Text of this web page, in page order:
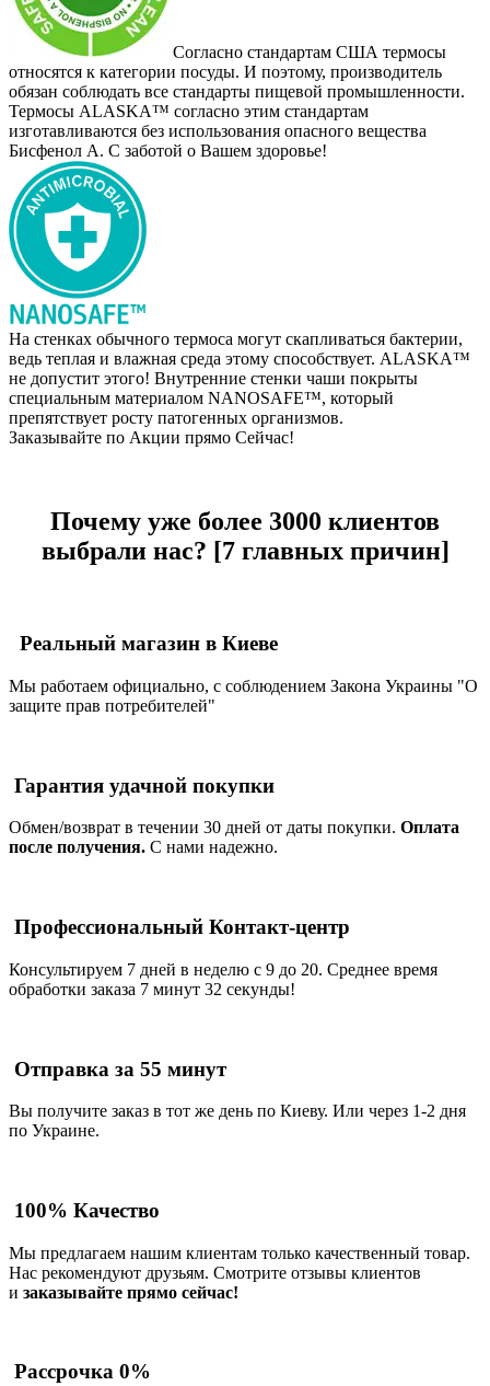
Согласно стандартам США термосы
относятся к категории посуды. И поэтому, производитель
обязан соблюдать все стандарты пищевой промышленности.
Термосы ALASKA™ согласно этим стандартам
изготавливаются без использования опасного вещества
Бисфенол А. С заботой о Вашем здоровье!
На стенках обычного термоса могут скапливаться бактерии,
ведь теплая и влажная среда этому способствует. ALASKA™
не допустит этого! Внутренние стенки чаши покрыты
специальным материалом NANOSAFE™, который
препятствует росту патогенных организмов.
Заказывайте по Акции прямо Сейчас!
Почему уже более 3000 клиентов
выбрали нас? [7 главных причин]
Реальный магазин в Киеве
Мы работаем официально, с соблюдением Закона Украины "О
защите прав потребителей"
Гарантия удачной покупки
Обмен/возврат в течении 30 дней от даты покупки. Оплата
после получения. С нами надежно.
Профессиональный Контакт-центр
Консультируем 7 дней в неделю с 9 до 20. Среднее время
обработки заказа 7 минут 32 секунды!
Отправка за 55 минут
Вы получите заказ в тот же день по Киеву. Или через 1-2 дня
по Украине.
100% Качество
Мы предлагаем нашим клиентам только качественный товар.
Нас рекомендуют друзьям. Смотрите отзывы клиентов
и заказывайте прямо сейчас!
Рассрочка 0%